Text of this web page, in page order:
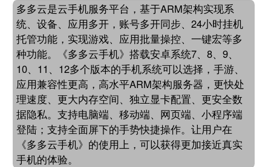
多多云是云手机服务平台，基于ARM架构实现系
统、设备、应用多开，账号多开同步、24小时挂机
托管功能，实现游戏、应用批量操控、一键宏等多
种功能。《多多云手机》搭载安卓系统7、8、9、
10、11、12多个版本的手机系统可以选择，手游、
应用兼容性更高，高水平ARM架构服务器，更快处
理速度、更大内存空间、独立显卡配置、更安全数
据隐私。支持电脑端、移动端、网页端、小程序端
登陆；支持全面屏下的手势快捷操作。让用户在
《多多云手机》的使用上，可以获得更加接近真实
手机的体验。